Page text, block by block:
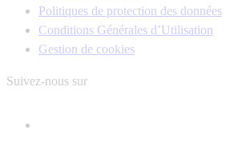
Politiques de protection des données
Conditions Générales d’Utilisation
Gestion de cookies
Suivez-nous sur